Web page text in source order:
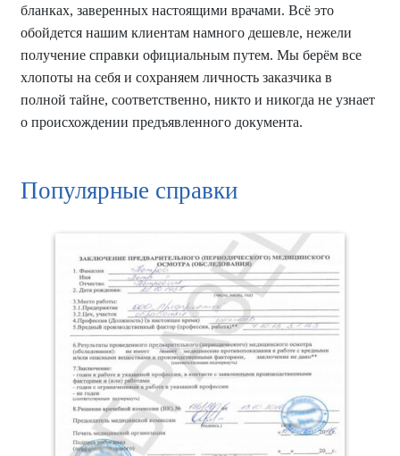
бланках, заверенных настоящими врачами. Всё это
обойдется нашим клиентам намного дешевле, нежели
получение справки официальным путем. Мы берём все
хлопоты на себя и сохраняем личность заказчика в
полной тайне, соответственно, никто и никогда не узнает
о происхождении предъявленного документа.
Популярные справки